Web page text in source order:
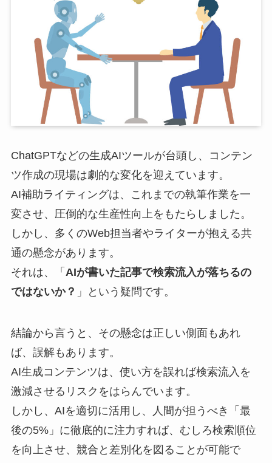
ChatGPTなどの生成AIツールが台頭し、コンテン
ツ作成の現場は劇的な変化を迎えています。
AI補助ライティングは、これまでの執筆作業を一
変させ、圧倒的な生産性向上をもたらしました。
しかし、多くのWeb担当者やライターが抱える共
通の懸念があります。
それは、「 AIが書いた記事で検索流入が落ちるの
ではないか？ 」という疑問です。
結論から言うと、その懸念は正しい側面もあれ
ば、誤解もあります。
AI生成コンテンツは、使い方を誤れば検索流入を
激減させるリスクをはらんでいます。
しかし、AIを適切に活用し、人間が担うべき「最
後の5%」に徹底的に注力すれば、むしろ検索順位
を向上させ、競合と差別化を図ることが可能で